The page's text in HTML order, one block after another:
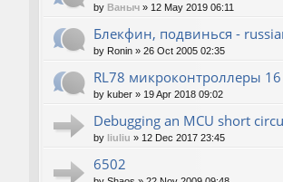
by Ваныч » 12 May 2019 06:11
Блекфин, подвинься -
by Ronin » 26 Oct 2005 02:35
RL78 микроконтроллеры 16
by kuber » 19 Apr 2018 09:02
Debugging an MCU short
by liuliu » 12 Dec 2017 23:45
6502